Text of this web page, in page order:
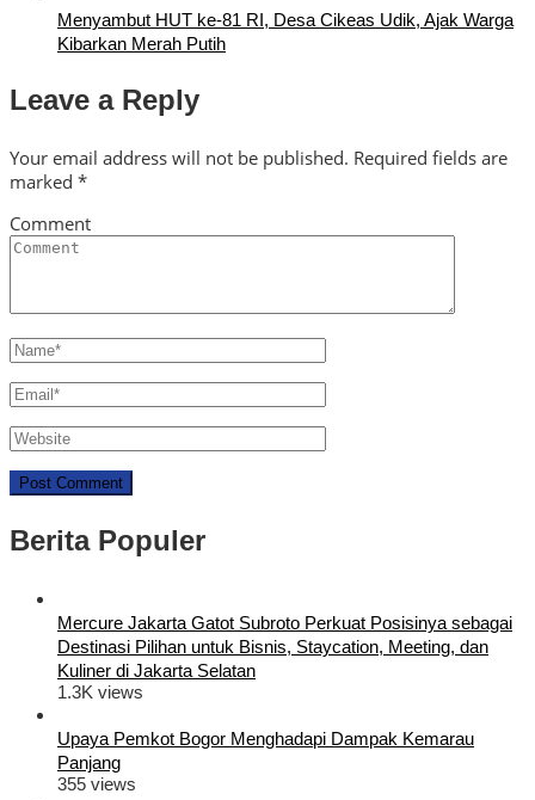
Menyambut HUT ke-81 RI, Desa Cikeas Udik, Ajak Warga
Kibarkan Merah Putih
Leave a Reply
Your email address will not be published. Required fields are
marked *
Comment
Berita Populer
Mercure Jakarta Gatot Subroto Perkuat Posisinya sebagai
Destinasi Pilihan untuk Bisnis, Staycation, Meeting, dan
Kuliner di Jakarta Selatan
1.3K views
Upaya Pemkot Bogor Menghadapi Dampak Kemarau
Panjang
355 views